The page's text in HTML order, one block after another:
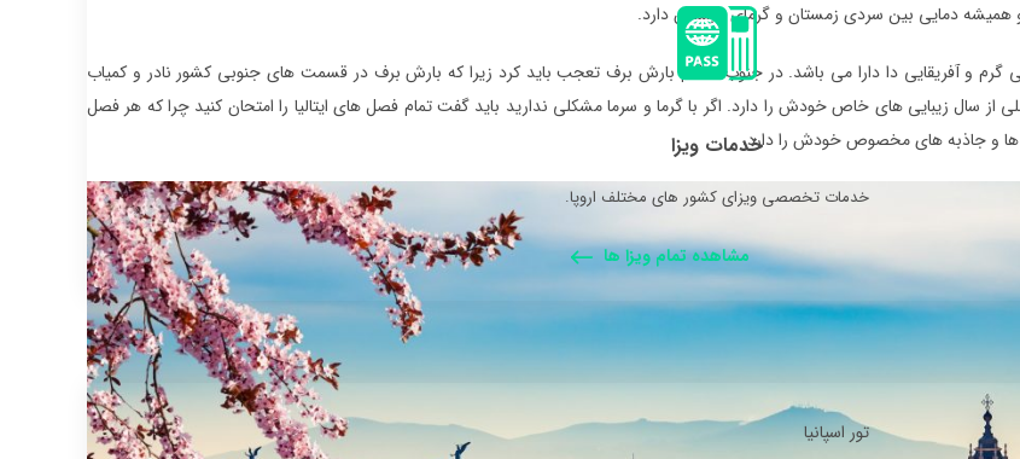
خدمات ویزا
خدمات تخصصی ویزای کشور های مختلف اروپا.
مشاهده تمام ویزا ها
تور اسپانیا
دمایی بین سردی زمستان و گرمای تابستان دارد.
گرم و آفریقایی دا دارا می باشد. در جنوب هنگام بارش برف تعجب باید کرد زیرا که بارش برف در قسمت های جنوبی کشور نادر و کمیاب
از سال زیبایی های خاص خودش را دارد. اگر با گرما و سرما مشکلی ندارید باید گفت تمام فصل های ایتالیا را امتحان کنید چرا که هر فصل
ها و جاذبه های مخصوص خودش را دارد.